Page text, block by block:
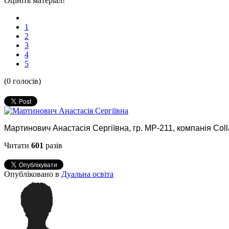
1
2
3
4
5
(0 голосів)
Мартинович Анастасія Сергіївна, гр. МР-211, компанія
Читати 601 разів
Опубліковано в Дуальна освіта